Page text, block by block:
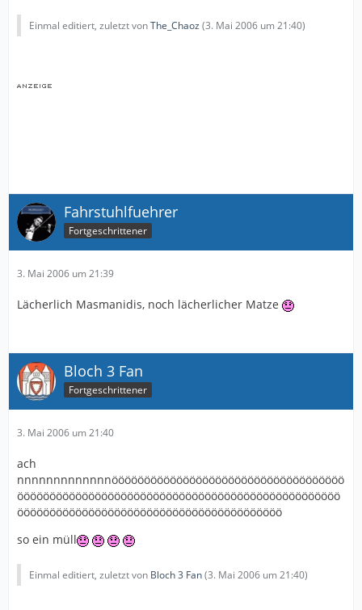
Einmal editiert, zuletzt vonThe_Chaoz (3. Mai 2006 um 21:40)
Fahrstuhlfuehrer
Fortgeschrittener
3. Mai 2006 um 21:39
Lächerlich Masmanidis, noch lächerlicher Matze
Bloch 3 Fan
Fortgeschrittener
3. Mai 2006 um 21:40
ach
nnnnnnnnnnnnnöööööööööööööööööööööööööööööööööööö
öööööööööööööööööööööööööööööööööööööööööööööööööö
ööööööööööööööööööööööööööööööööööööööööö
so ein müll
Einmal editiert, zuletzt von Bloch 3 Fan(3. Mai 2006 um 21:40)